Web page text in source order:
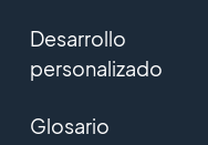
Desarrollo
personalizado
Glosario